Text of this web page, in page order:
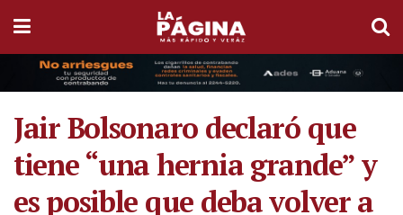
Jair Bolsonaro declaró que
tiene “una hernia grande” y
es posible que deba volver a